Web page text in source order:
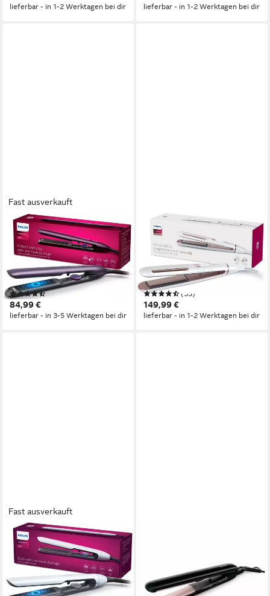
lieferbar - in 1-2 Werktagen bei dir lieferbar - in 1-2 Werktagen bei dir
Fast ausverkauft
PHILIPS
Glätteisen Series 7000
BHS752/00 Keramik-
Beschichtung, mit
ThermoShield-Technologie,
Ionisierungsfunktion, 12
Einstellungen
(14)
84,99 €
lieferbar - in 3-5 Werktagen bei dir
PHILIPS
Glätteisen Prestige
BHS830/00 Keramik-
Beschichtung, mit SenseIQ
Technologie, Tetra Ionic
System und 3 Styling-Modi
(35)
149,99 €
lieferbar - in 1-2 Werktagen bei dir
Fast ausverkauft
PHILIPS
Glätteisen Series 5000
BHS520/00 Keramik-
Beschichtung, mit
ThermoShield-Technologie,
Lockenstab Philips 110-240V
Keramik